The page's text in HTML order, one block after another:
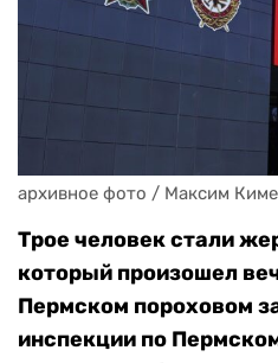
архивное фото / Максим
Трое человек стали
который произошел
Пермском пороховом
инспекции по